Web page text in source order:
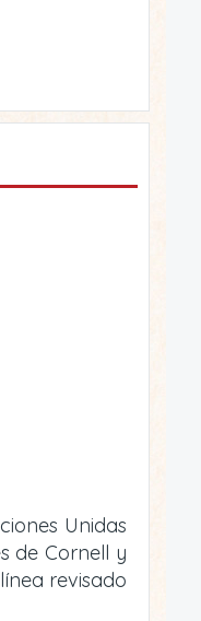
Unidas
de Cornell y
revisado